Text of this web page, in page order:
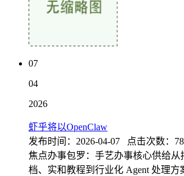
07
04
2026
虾乎将以OpenClaw
发布时间：2026-04-07 点击次数：78
焦点办事包罗：手艺办事核心供给从
档、实和教程到行业化 Agent 处理方